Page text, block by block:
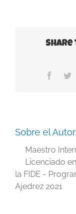
Share
Sobre el
Maestro
Licenciado
la FIDE -
Ajedrez 2021